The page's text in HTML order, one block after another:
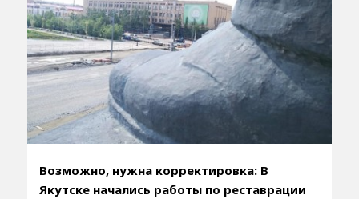
Возможно, нужна корректировка: В
Якутске начались работы по реставрации